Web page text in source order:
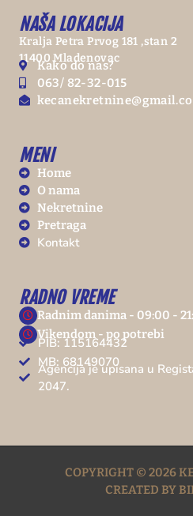
NAŠA LOKACIJA
Kralja Petra Prvog 181 ,stan 2
11400 Mladenovac
Kako do nas?
063/ 82-32-015
MENI
Home
O nama
Nekretnine
Pretraga
Kontakt
RADNO VREME
Radnim danima - 09:00 -
Vikendom - po potrebi
PIB: 115164432
MB: 68149070
Agencija je upisana u
2047.
COPYRIGHT © 2026
CREATED BY